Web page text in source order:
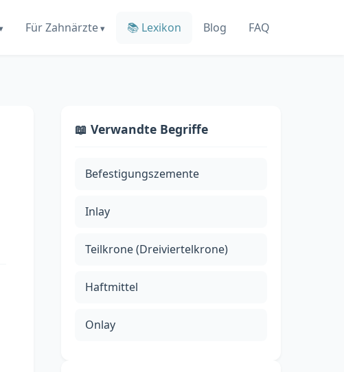
Für Zahnärzte 📚 Lexikon Blog FAQ
📖 Verwandte Begriffe
Befestigungszemente
Inlay
Teilkrone (Dreiviertelkrone)
Haftmittel
Onlay